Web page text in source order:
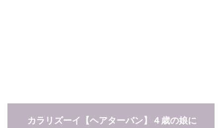
カラリズーイ【ヘアターバン】４歳の娘に